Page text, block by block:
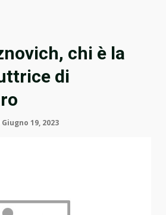
chi è la
di
Giugno 19, 2023